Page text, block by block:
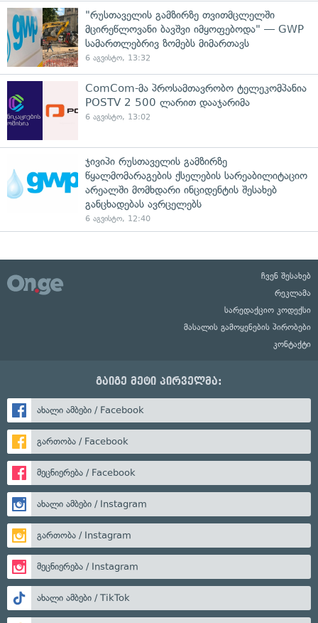
"რუსთაველის გამზირზე თვითმცლელში
მცირეწლოვანი ბავშვი იმყოფებოდა" — GWP
სამართლებრივ ზომებს მიმართავს
6 აგვისტო, 13:32
ComCom-მა პროსამთავრობო ტელეკომპანია
POSTV 2 500 ლარით დააჯარიმა
6 აგვისტო, 13:02
ჯივიპი რუსთაველის გამზირზე
წყალმომარაგების ქსელების სარეაბილიტაციო
არეალში მომხდარი ინციდენტის შესახებ
განცხადებას ავრცელებს
6 აგვისტო, 12:40
ჩვენ შესახებ
რეკლამა
სარედაქციო კოდექსი
მასალის გამოყენების პირობები
კონტაქტი
გაიგე მეტი პირველმა:
ახალი ამბები / Facebook
გართობა / Facebook
მეცნიერება / Facebook
ახალი ამბები / Instagram
გართობა / Instagram
მეცნიერება / Instagram
ახალი ამბები / TikTok